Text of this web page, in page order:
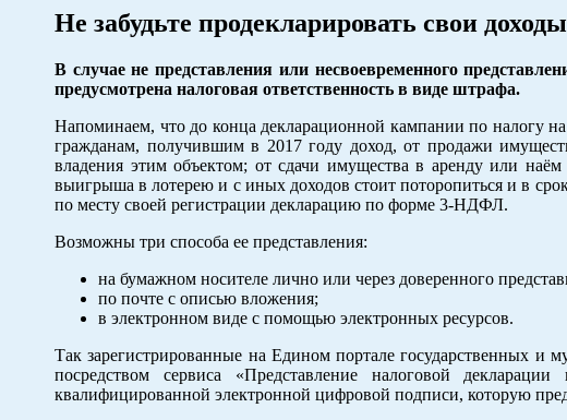
Не забудьте продекларировать свои доходы
В случае не представления или несвоевременного
предусмотрена налоговая ответственность в виде штрафа.
Напоминаем, что до конца декларационной кампании по налогу
гражданам, получившим в 2017 году доход, от продажи
владения этим объектом; от сдачи имущества в аренду или
выигрыша в лотерею и с иных доходов стоит поторопиться и в
по месту своей регистрации декларацию по форме 3-НДФЛ.
Возможны три способа ее представления:
на бумажном носителе лично или через доверенного
по почте с описью вложения;
в электронном виде с помощью электронных ресурсов.
Так зарегистрированные на Едином портале государственных и
посредством сервиса «Представление налоговой
квалифицированной электронной цифровой подписи, которую